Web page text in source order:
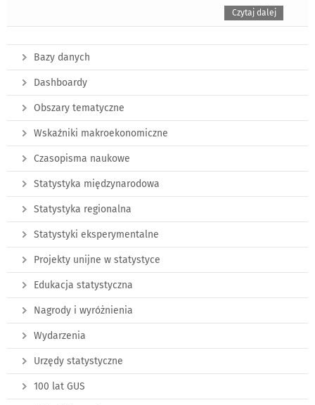
Czytaj dalej
Bazy danych
Dashboardy
Obszary tematyczne
Wskaźniki makroekonomiczne
Czasopisma naukowe
Statystyka międzynarodowa
Statystyka regionalna
Statystyki eksperymentalne
Projekty unijne w statystyce
Edukacja statystyczna
Nagrody i wyróżnienia
Wydarzenia
Urzędy statystyczne
100 lat GUS